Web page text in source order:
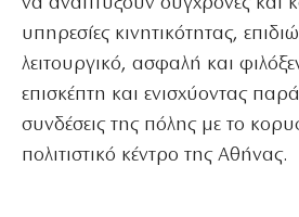
να αναπτύξουν σύγχρονες και
υπηρεσίες κινητικότητας,
λειτουργικό, ασφαλή και
επισκέπτη και ενισχύοντας
συνδέσεις της πόλης με το
πολιτιστικό κέντρο της Αθήνας.